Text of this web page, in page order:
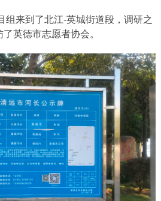
组来到了北江-英城街道段，调研之
英德市志愿者协会。